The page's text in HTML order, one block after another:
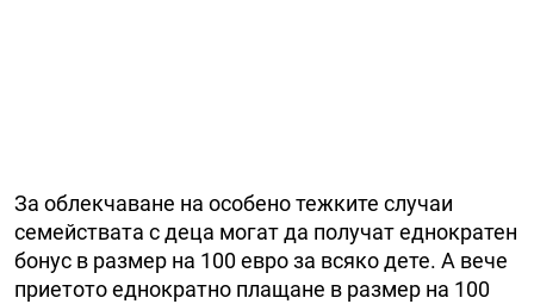
За облекчаване на особено тежките случаи
семействата с деца могат да получат еднократен
бонус в размер на 100 евро за всяко дете. А вече
приетото еднократно плащане в размер на 100